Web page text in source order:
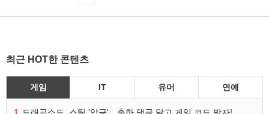
최근 HOT한 콘텐츠
게임 IT 유머 연예